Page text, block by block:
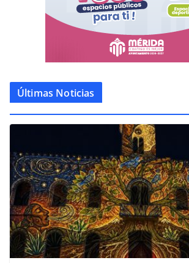
Últimas Noticias